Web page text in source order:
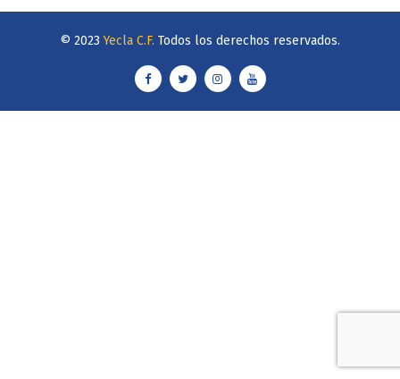
© 2023Yecla C.F. Todos los derechos reservados.